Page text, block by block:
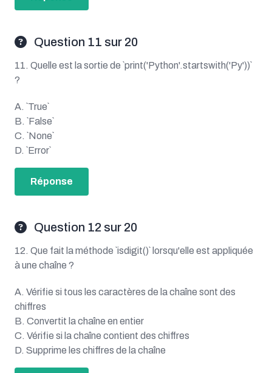
Question 11 sur 20
11. Quelle est la sortie de `print('Python'.startswith('Py'))`
?
A. `True`
B. `False`
C. `None`
D. `Error`
Réponse
Question 12 sur 20
12. Que fait la méthode `isdigit()` lorsqu'elle est appliquée
à une chaîne ?
A. Vérifie si tous les caractères de la chaîne sont des
chiffres
B. Convertit la chaîne en entier
C. Vérifie si la chaîne contient des chiffres
D. Supprime les chiffres de la chaîne